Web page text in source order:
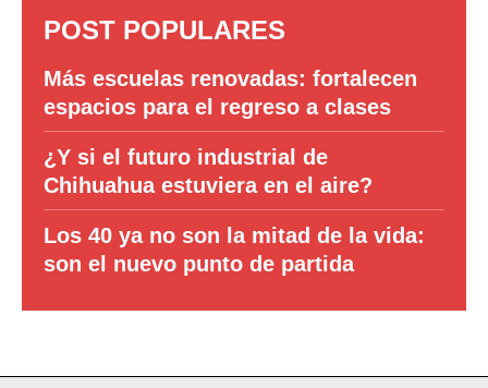
POST POPULARES
Más escuelas renovadas: fortalecen
espacios para el regreso a clases
¿Y si el futuro industrial de
Chihuahua estuviera en el aire?
Los 40 ya no son la mitad de la vida:
son el nuevo punto de partida